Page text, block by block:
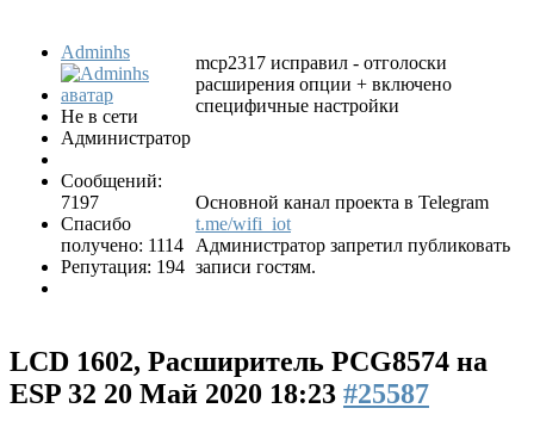
Adminhs
Не в сети
Администратор
Сообщений:
7197
Спасибо
получено: 1114
Репутация: 194
mcp2317 исправил - отголоски
расширения опции + включено
специфичные настройки
Основной канал проекта в Telegram
t.me/wifi_iot
Администратор запретил публиковать
записи гостям.
LCD 1602, Расширитель PCG8574 на
ESP 32 20 Май 2020 18:23 #25587